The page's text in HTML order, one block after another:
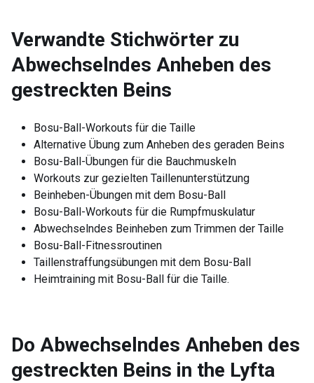
Verwandte Stichwörter zu
Abwechselndes Anheben des
gestreckten Beins
Bosu-Ball-Workouts für die Taille
Alternative Übung zum Anheben des geraden Beins
Bosu-Ball-Übungen für die Bauchmuskeln
Workouts zur gezielten Taillenunterstützung
Beinheben-Übungen mit dem Bosu-Ball
Bosu-Ball-Workouts für die Rumpfmuskulatur
Abwechselndes Beinheben zum Trimmen der Taille
Bosu-Ball-Fitnessroutinen
Taillenstraffungsübungen mit dem Bosu-Ball
Heimtraining mit Bosu-Ball für die Taille.
Do Abwechselndes Anheben des
gestreckten Beins in the Lyfta